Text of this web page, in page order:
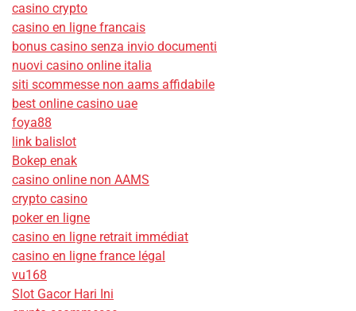
casino crypto
casino en ligne francais
bonus casino senza invio documenti
nuovi casino online italia
siti scommesse non aams affidabile
best online casino uae
foya88
link balislot
Bokep enak
casino online non AAMS
crypto casino
poker en ligne
casino en ligne retrait immédiat
casino en ligne france légal
vu168
Slot Gacor Hari Ini